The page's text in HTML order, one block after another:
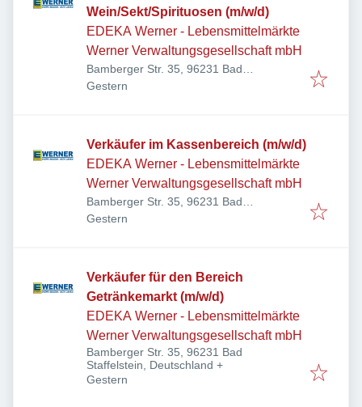
Wein/Sekt/Spirituosen (m/w/d)
EDEKA Werner - Lebensmittelmärkte
Werner Verwaltungsgesellschaft mbH
Bamberger Str. 35, 96231 Bad
Staffelstein, Deutschland
Veröffentlicht
Gestern
Verkäufer im Kassenbereich (m/w/d)
EDEKA Werner - Lebensmittelmärkte
Werner Verwaltungsgesellschaft mbH
Bamberger Str. 35, 96231 Bad
Staffelstein, Deutschland
Veröffentlicht
Gestern
Verkäufer für den Bereich
Getränkemarkt (m/w/d)
EDEKA Werner - Lebensmittelmärkte
Werner Verwaltungsgesellschaft mbH
Bamberger Str. 35, 96231 Bad
Staffelstein, Deutschland +
Veröffentlicht
Gestern